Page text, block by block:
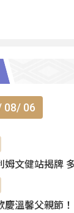
08/ 06
姆文健站揭牌
慶溫馨父親節